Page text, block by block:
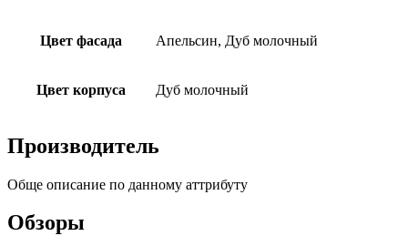
Цвет фасада Апельсин, Дуб молочный
Цвет корпуса Дуб молочный
Производитель
Обще описание по данному аттрибуту
Обзоры